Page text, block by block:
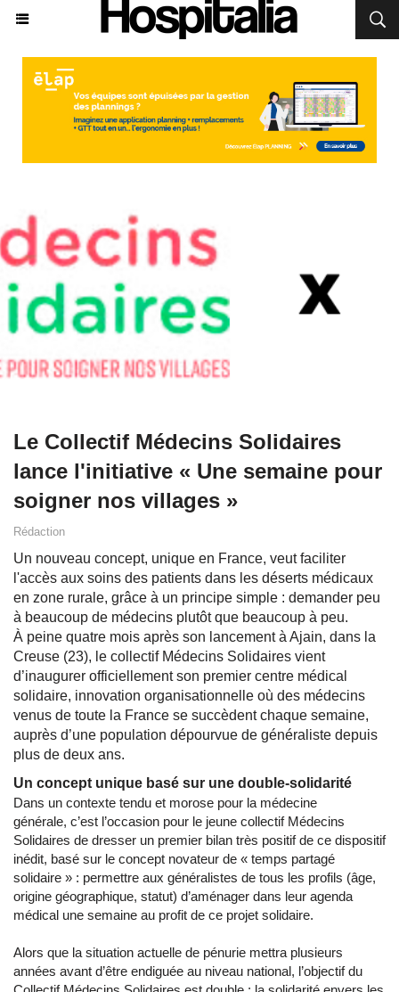
Le Collectif Médecins Solidaires
lance l'initiative « Une semaine pour
soigner nos villages »
Rédaction
Un nouveau concept, unique en France, veut faciliter
l'accès aux soins des patients dans les déserts médicaux
en zone rurale, grâce à un principe simple : demander peu
à beaucoup de médecins plutôt que beaucoup à peu.
À peine quatre mois après son lancement à Ajain, dans la
Creuse (23), le collectif Médecins Solidaires vient
d’inaugurer officiellement son premier centre médical
solidaire, innovation organisationnelle où des médecins
venus de toute la France se succèdent chaque semaine,
auprès d’une population dépourvue de généraliste depuis
plus de deux ans.
Un concept unique basé sur une double-solidarité
Dans un contexte tendu et morose pour la médecine
générale, c’est l’occasion pour le jeune collectif Médecins
Solidaires de dresser un premier bilan très positif de ce dispositif
inédit, basé sur le concept novateur de « temps partagé
solidaire » : permettre aux généralistes de tous les profils (âge,
origine géographique, statut) d’aménager dans leur agenda
médical une semaine au profit de ce projet solidaire.
Alors que la situation actuelle de pénurie mettra plusieurs
années avant d’être endiguée au niveau national, l’objectif du